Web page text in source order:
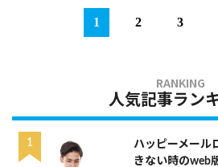
1 2 3
人気記事ラン
ハッピーメール
きない時のweb